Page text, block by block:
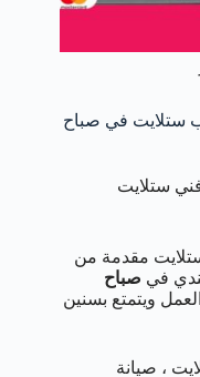
الناصر 55704664 تركيب ستلايت في صباح
ستلايت
مقدمة من
في صباح
ويتمتع بسنين
، صيانة